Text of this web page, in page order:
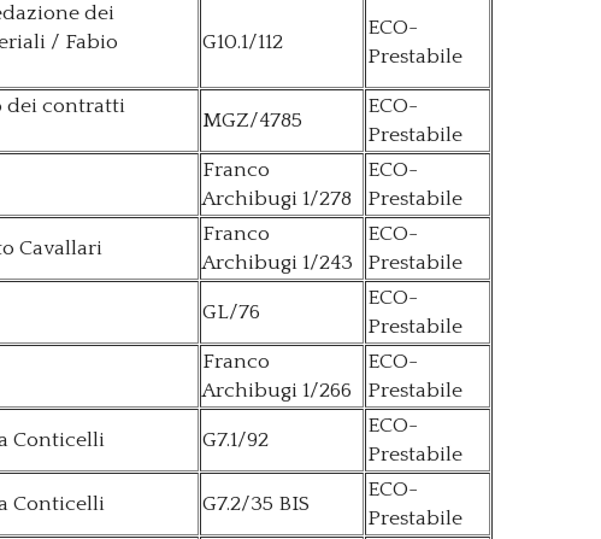
dei
/ Fabio
G10.1/112
ECO-
Prestabile
dei contratti
MGZ/4785
ECO-
Prestabile
Franco
Archibugi 1/278
ECO-
Prestabile
Cavallari
Franco
Archibugi 1/243
ECO-
Prestabile
GL/76
ECO-
Prestabile
Franco
Archibugi 1/266
ECO-
Prestabile
Conticelli G7.1/92
ECO-
Prestabile
Conticelli G7.2/35 BIS
ECO-
Prestabile